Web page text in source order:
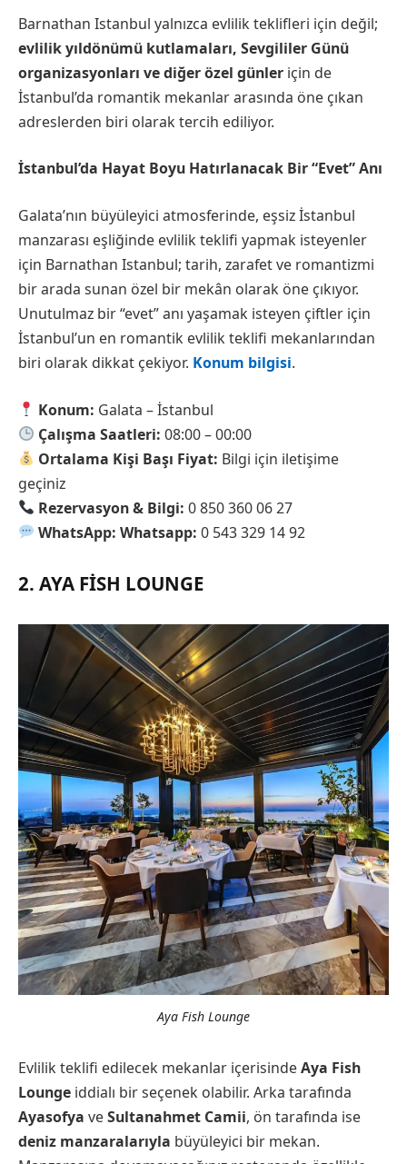
Barnathan Istanbul yalnızca evlilik teklifleri için değil;
evlilik yıldönümü kutlamaları, Sevgililer Günü
organizasyonları ve diğer özel günler için de
İstanbul’da romantik mekanlar arasında öne çıkan
adreslerden biri olarak tercih ediliyor.
İstanbul’da Hayat Boyu Hatırlanacak Bir “Evet” Anı
Galata’nın büyüleyici atmosferinde, eşsiz İstanbul
manzarası eşliğinde evlilik teklifi yapmak isteyenler
için Barnathan Istanbul; tarih, zarafet ve romantizmi
bir arada sunan özel bir mekân olarak öne çıkıyor.
Unutulmaz bir “evet” anı yaşamak isteyen çiftler için
İstanbul’un en romantik evlilik teklifi mekanlarından
biri olarak dikkat çekiyor. Konum bilgisi.
Konum: Galata – İstanbul
Çalışma Saatleri: 08:00 – 00:00
Ortalama Kişi Başı Fiyat: Bilgi için iletişime
geçiniz
Rezervasyon & Bilgi: 0 850 360 06 27
WhatsApp: Whatsapp: 0 543 329 14 92
2. AYA FISH LOUNGE
Aya Fish Lounge
Evlilik teklifi edilecek mekanlar içerisindeAya Fish
Lounge iddialı bir seçenek olabilir. Arka tarafında
Ayasofya veSultanahmet Camii, ön tarafında ise
deniz manzaralarıyla büyüleyici bir mekan.